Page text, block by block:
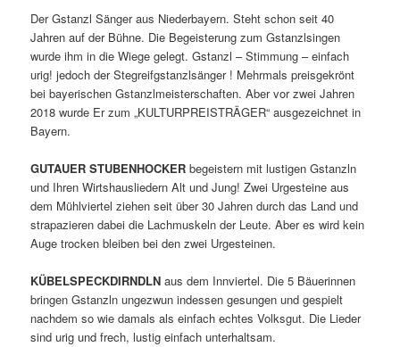
Der Gstanzl Sänger aus Niederbayern. Steht schon seit 40
Jahren auf der Bühne. Die Begeisterung zum Gstanzlsingen
wurde ihm in die Wiege gelegt. Gstanzl – Stimmung – einfach
urig! jedoch der Stegreifgstanzlsänger ! Mehrmals preisgekrönt
bei bayerischen Gstanzlmeisterschaften. Aber vor zwei Jahren
2018 wurde Er zum „KULTURPREISTRÄGER“ ausgezeichnet in
Bayern.
GUTAUER STUBENHOCKERbegeistern mit lustigen Gstanzln
und Ihren Wirtshausliedern Alt und Jung! Zwei Urgesteine aus
dem Mühlviertel ziehen seit über 30 Jahren durch das Land und
strapazieren dabei die Lachmuskeln der Leute. Aber es wird kein
Auge trocken bleiben bei den zwei Urgesteinen.
KÜBELSPECKDIRNDLNaus dem Innviertel. Die 5 Bäuerinnen
bringen Gstanzln ungezwun indessen gesungen und gespielt
nachdem so wie damals als einfach echtes Volksgut. Die Lieder
sind urig und frech, lustig einfach unterhaltsam.